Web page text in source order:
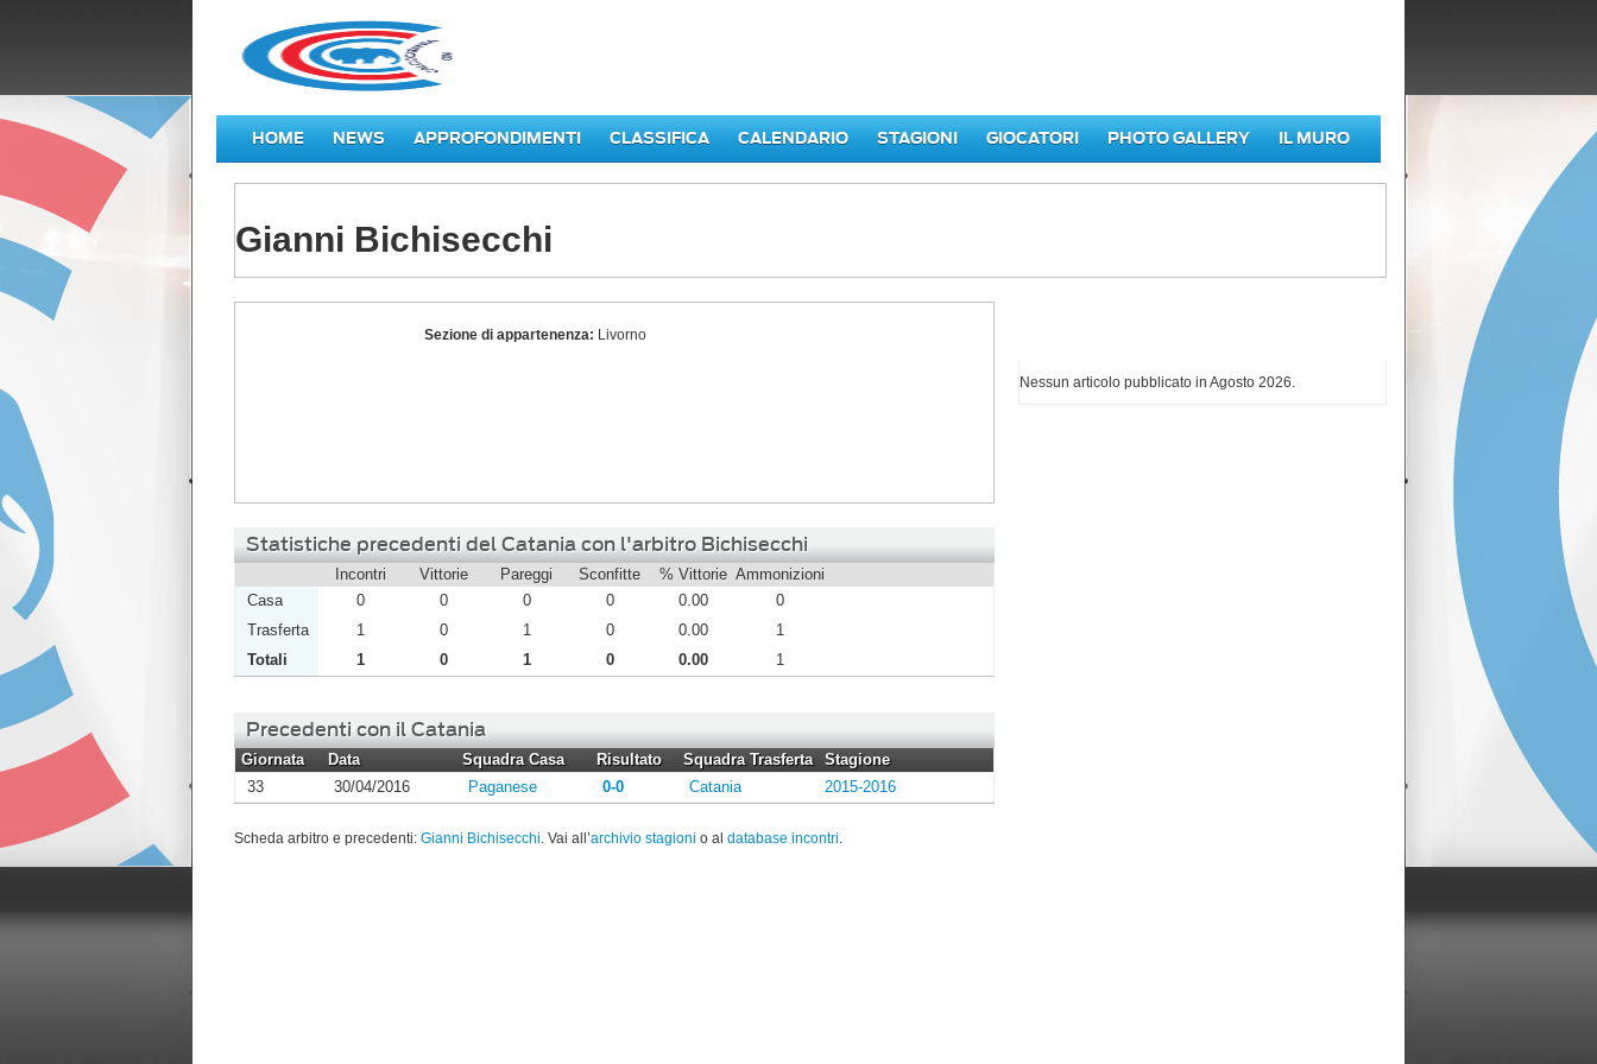
HOME NEWS APPROFONDIMENTI CLASSIFICA CALENDARIO STAGIONI GIOCATORI PHOTO GALLERY IL MURO
Gianni Bichisecchi
Bichisecchi
Sezione di appartenenza: Livorno
Statistiche precedenti del Catania con l'arbitro Bichisecchi
Incontri Vittorie Pareggi Sconfitte % Vittorie Ammonizioni
Casa
0 0 0 0 0.00
0
Trasferta
1 0 1 0 0.00
1
Totali
1 0 1 0 0.00 1
Precedenti con il Catania
Giornata Data Squadra Casa Risultato Squadra Trasferta
Stagione
33
30/04/2016 Paganese 0-0 Catania 2015-2016
Scheda arbitro e precedenti: Gianni Bichisecchi. Vai all’archivio stagioni o al database incontri.
Nessun articolo pubblicato in Agosto 2026.